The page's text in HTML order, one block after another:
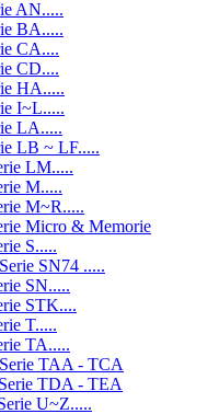
AN.....
BA.....
CA....
CD....
HA.....
I~L.....
LA.....
LB ~ LF.....
LM.....
M.....
M~R.....
Micro & Memorie
S.....
SN74 .....
SN.....
STK....
T.....
TA.....
TAA - TCA
TDA - TEA
U~Z.....